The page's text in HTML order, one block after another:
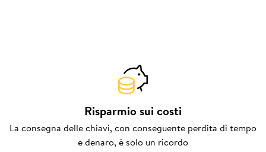
Risparmio sui costi
La consegna delle chiavi, con conseguente perdita di tempo
e denaro, è solo un ricordo